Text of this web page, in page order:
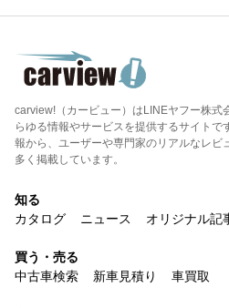
carview!（カービュー）はLINEヤフー株式
らゆる情報やサービスを提供するサイト
報から、ユーザーや専門家のリアルなレビ
多く掲載しています。
知る
カタログ
ニュース オリジナル記
買う・売る
中古車検索
新車見積り 車買取